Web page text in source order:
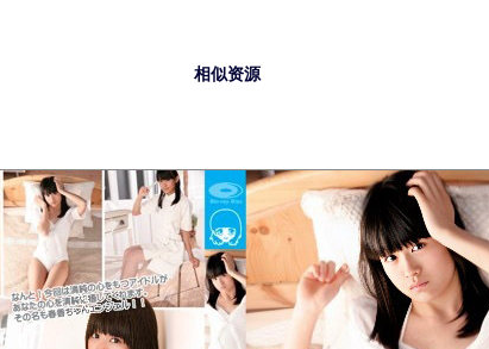
相似资源